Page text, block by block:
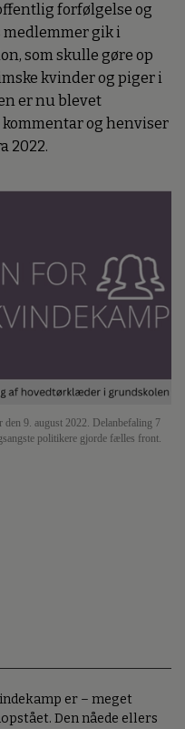
forfølgelse og
medlemmer gik i
som skulle gøre op
kvinder og piger i
er nu blevet
og henviser
2022.
9. august 2022. Delanbefaling 7
politikere gjorde fælles front.
er – meget
Den nåede ellers